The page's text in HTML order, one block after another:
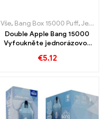
,
Vše, Bang Box 15000 Puff,Jednorázové e-cigarety Švédsko
Double Apple Bang 15000
Vyfoukněte jednorázovou
sladkost jablek
€5.12